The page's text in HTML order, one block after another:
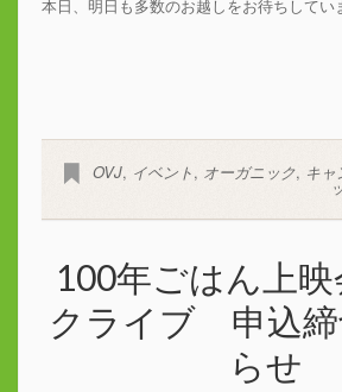
本日、明日も多数のお越しをお待ちしてい
OVJ, イベント, オーガニック, キャ
100年ごはん上
クライブ 申込締
らせ